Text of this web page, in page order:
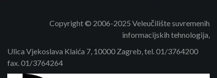
Copyright © 2006-2025 Veleučilište suvremenih
informacijskih tehnologija,
Ulica Vjekoslava Klaića 7, 10000 Zagreb, tel. 01/3764200
fax. 01/3764264